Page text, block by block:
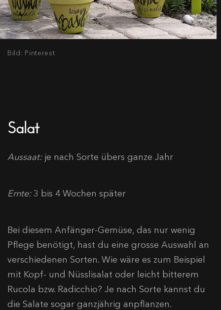
Bild: Pinterest
Salat
Aussaat:je nach Sorte übers ganze Jahr
Ernte:3 bis 4 Wochen später
Bei diesem Anfänger-Gemüse, das nur wenig
Pflege benötigt, hast du eine grosse Auswahl an
verschiedenen Sorten. Wie wäre es zum Beispiel
mit Kopf- und Nüsslisalat oder leicht bitterem
Rucola bzw. Radicchio? Je nach Sorte kannst du
die Salate sogar ganzjährig anpflanzen.